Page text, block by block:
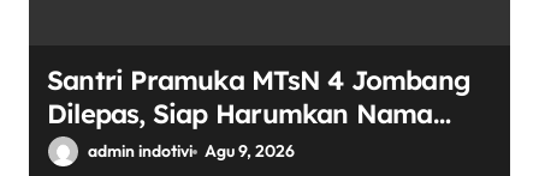
Santri Pramuka MTsN 4 Jombang
Dilepas, Siap Harumkan Nama
Madrasah di Jambore Nasional
admin indotivi Agu 9, 2026